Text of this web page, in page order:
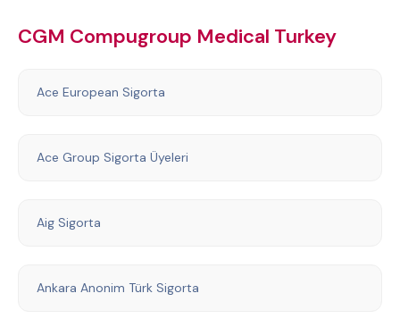
CGM Compugroup Medical Turkey
Ace European Sigorta
Ace Group Sigorta Üyeleri
Aig Sigorta
Ankara Anonim Türk Sigorta